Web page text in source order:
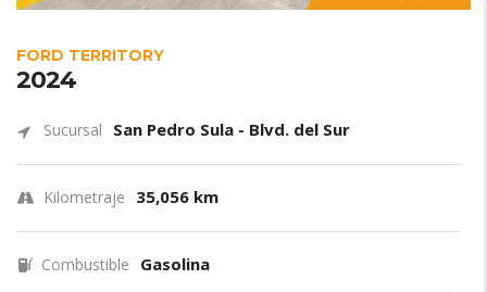
FORD TERRITORY
2024
Sucursal San Pedro Sula - Blvd. del Sur
Kilometraje 35,056 km
Combustible Gasolina